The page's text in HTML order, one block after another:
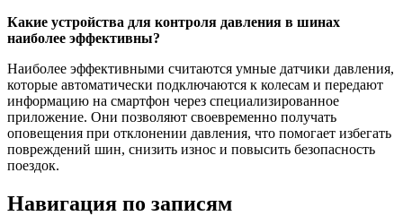
Какие устройства для контроля давления в шинах
наиболее эффективны?
Наиболее эффективными считаются умные датчики давления,
которые автоматически подключаются к колесам и передают
информацию на смартфон через специализированное
приложение. Они позволяют своевременно получать
оповещения при отклонении давления, что помогает избегать
повреждений шин, снизить износ и повысить безопасность
поездок.
Навигация по записям